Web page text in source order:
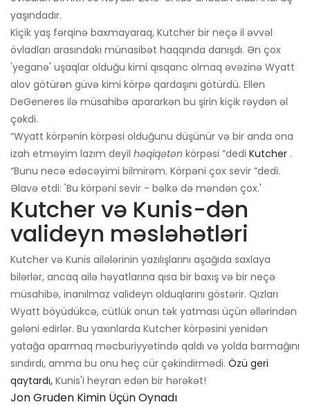
yaşındadır.
Kiçik yaş fərqinə baxmayaraq, Kutcher bir neçə il əvvəl
övladları arasındakı münasibət haqqında danışdı. Ən çox
'yeganə' uşaqlar olduğu kimi qısqanc olmaq əvəzinə Wyatt
alov götürən güvə kimi körpə qardaşını götürdü. Ellen
DeGeneres ilə müsahibə apararkən bu şirin kiçik rəydən əl
çəkdi.
“Wyatt körpənin körpəsi olduğunu düşünür və bir anda ona
izah etməyim lazım deyil həqiqətən körpəsi ”dedi Kutcher .
“Bunu necə edəcəyimi bilmirəm. Körpəni çox sevir ”dedi.
Əlavə etdi: 'Bu körpəni sevir - bəlkə də məndən çox.'
Kutcher və Kunis-dən
valideyn məsləhətləri
Kutcher və Kunis ailələrinin yazılışlarını aşağıda saxlaya
bilərlər, ancaq ailə həyatlarına qısa bir baxış və bir neçə
müsahibə, inanılmaz valideyn olduqlarını göstərir. Qızları
Wyatt böyüdükcə, cütlük onun tək yatması üçün əllərindən
gələni edirlər. Bu yaxınlarda Kutcher körpəsini yenidən
yatağa aparmaq məcburiyyətində qaldı və yolda barmağını
sındırdı, amma bu onu heç cür çəkindirmədi. Özü geri
qaytardı, Kunis'i heyran edən bir hərəkət!
Jon Gruden Kimin Üçün Oynadı